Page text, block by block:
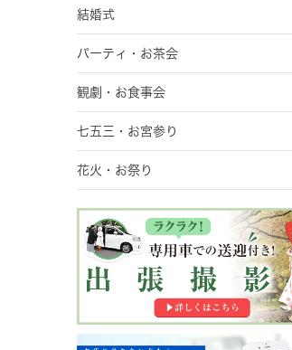
結婚式
パーティ・お茶会
観劇・お食事会
七五三・お宮参り
花火・お祭り